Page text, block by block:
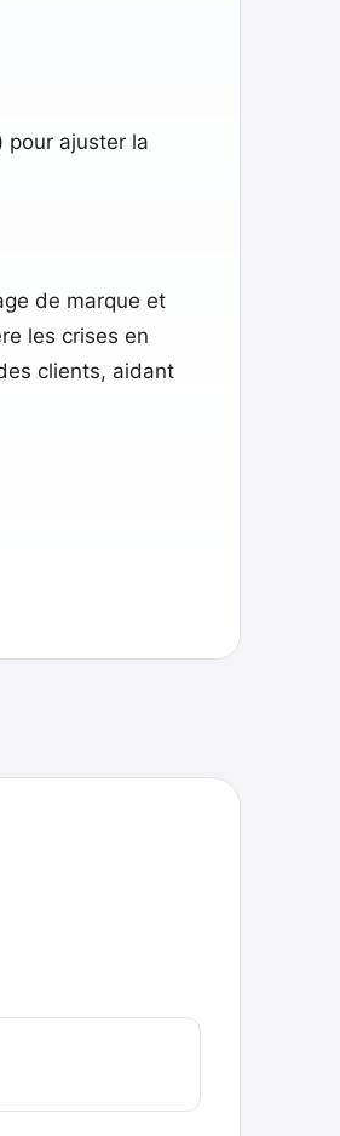
pour ajuster la
de marque et
les crises en
clients, aidant